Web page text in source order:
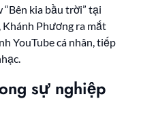
kia bầu trời” tại
Khánh Phương ra mắt
YouTube cá nhân, tiếp
sự nghiệp